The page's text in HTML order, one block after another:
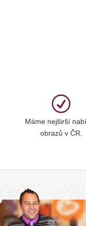
Máme nejširší
obrazů v ČR.